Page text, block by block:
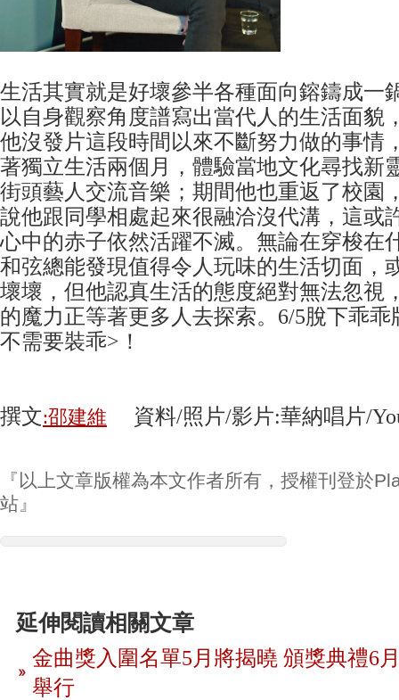
生活其實就是好壞參半各種面向鎔鑄成一
以自身觀察角度譜寫出當代人的生活面貌
他沒發片這段時間以來不斷努力做的事情
著獨立生活兩個月，體驗當地文化尋找新
街頭藝人交流音樂；期間他也重返了校園
說他跟同學相處起來很融洽沒代溝，這或
心中的赤子依然活躍不滅。無論在穿梭在
和弦總能發現值得令人玩味的生活切面，
壞壞，但他認真生活的態度絕對無法忽視
的魔力正等著更多人去探索。6/5脫下乖
不需要裝乖>！
撰文:邵建維 資料/照片/影片:華納唱片/
『以上文章版權為本文作者所有，授權刊登於
站』
延伸閱讀相關文章
金曲獎入圍名單5月將揭曉 頒獎典禮6
舉行